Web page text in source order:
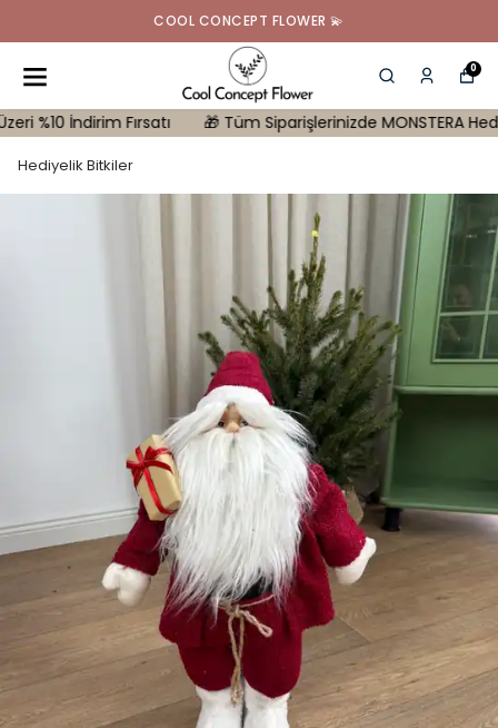
COOL CONCEPT FLOWER 💫
0
İndirim Fırsatı 🎁 Tüm Siparişlerinizde MONSTERA Hediye |
Hediyelik Bitkiler